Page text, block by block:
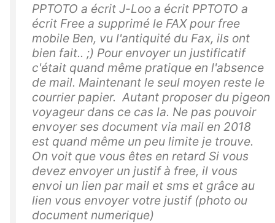
PPTOTO a écrit J-Loo a écrit PPTOTO a
écrit Free a supprimé le FAX pour free
mobile Ben, vu l'antiquité du Fax, ils ont
bien fait.. ;) Pour envoyer un justificatif
c'était quand même pratique en l'absence
de mail. Maintenant le seul moyen reste le
courrier papier. Autant proposer du pigeon
voyageur dans ce cas la. Ne pas pouvoir
envoyer ses document via mail en 2018
est quand même un peu limite je trouve.
On voit que vous êtes en retard Si vous
devez envoyer un justif à free, il vous
envoi un lien par mail et sms et grâce au
lien vous envoyer votre justif (photo ou
document numerique)